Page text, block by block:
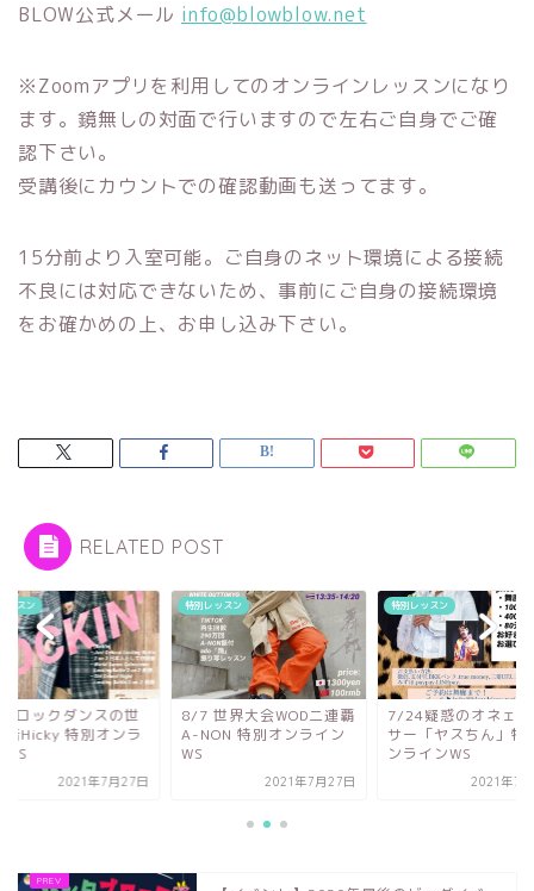
BLOW公式メール info@blowblow.net
※Zoomアプリを利用してのオンラインレッスンになり
ます。鏡無しの対面で行いますので左右ご自身でご確
認下さい。
受講後にカウントでの確認動画も送ってます。
15分前より入室可能。ご自身のネット環境による接続
不良には対応できないため、事前にご自身の接続環境
をお確かめの上、お申し込み下さい。
RELATED POST
ッスン
ロックダンスの世
者Hicky 特別オンラ
2021年7月27日
特別レッスン
8/7 世界大会WOD二連覇
A-NON 特別オンライン
WS
2021年7月27日
特別レッスン
7/24疑惑のオネェ
サー「ヤスちん」特
ンラインWS
2021年7